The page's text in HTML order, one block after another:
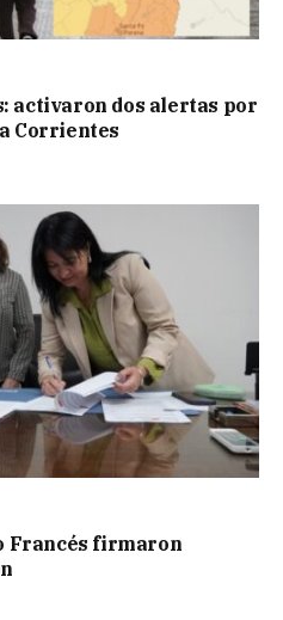
activaron dos alertas por
Corrientes
Francés firmaron